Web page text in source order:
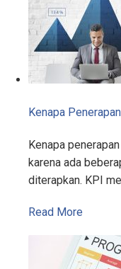
Kenapa
Kenapa
karena ada
diterapkan. KPI
Read More